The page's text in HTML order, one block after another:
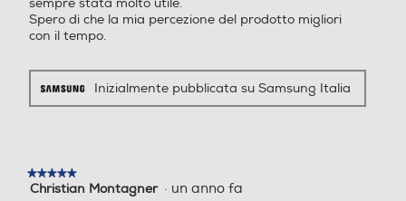
Classe di affidabilità in caso di caduta libera (1 metro)
Classe affidabilità caduta libera A
Dimensioni - Peso
Fotocamera frontale
Megapixel fotocamera fron
tale
Megapixel fotocamera fron
tale
Capacità di memoria-GB Capacità di memoria-GB
sempre stata molto utile.
Spero di che la mia percezione del prodotto migliori
con il tempo.
Inizialmente pubblicata su Samsung Italia
★★★★★
★★★★★
5Christian Montagner · un anno fa